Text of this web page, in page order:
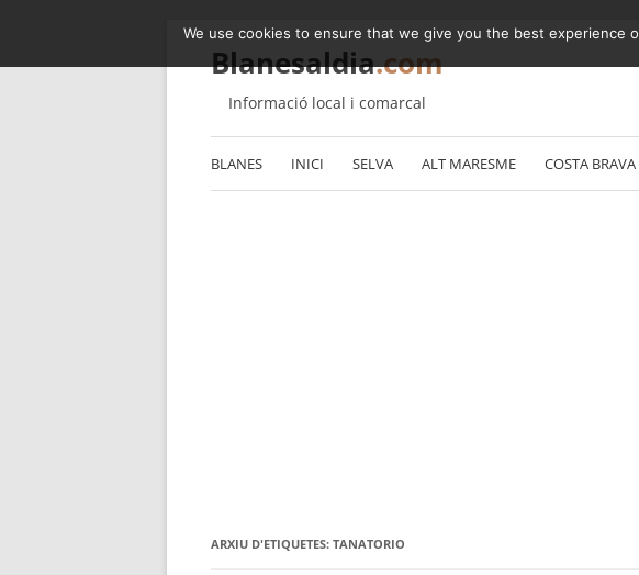
Blanesaldia.com
Informació local i comarcal
BLANES INICI SELVA ALT MARESME COSTA BRAVA
ARXIU D'ETIQUETES: TANATORIO
We use cookies to ensure that we give you the best